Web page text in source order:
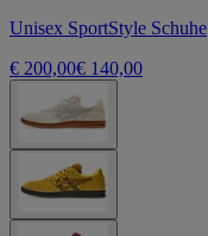
Unisex SportStyle Schuhe
€ 200,00€ 140,00